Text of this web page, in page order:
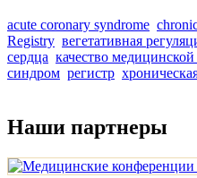
acute coronary syndrome
Registry вегетативная
сердца качество
синдром регистр
Наши партнеры